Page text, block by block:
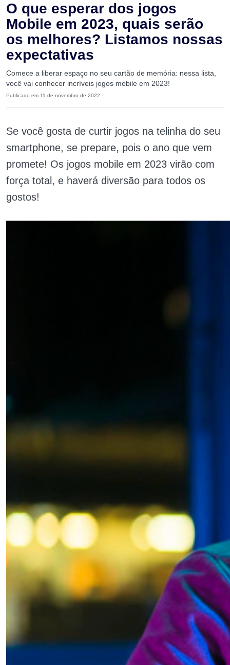
O que esperar dos jogos
Mobile em 2023, quais serão
os melhores? Listamos nossas
expectativas
Comece a liberar espaço no seu cartão de memória: nessa lista,
você vai conhecer incríveis jogos mobile em 2023!
Publicado em 11 de novembro de 2022
Se você gosta de curtir jogos na telinha do seu
smartphone, se prepare, pois o ano que vem
promete! Os jogos mobile em 2023 virão com
força total, e haverá diversão para todos os
gostos!